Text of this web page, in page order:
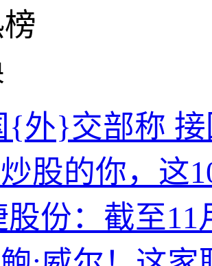
{外}交部称
股的你，这
股份：截至